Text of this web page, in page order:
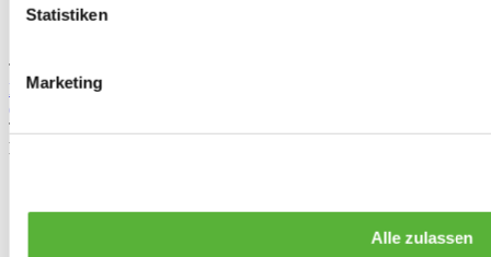
Statistiken
Marketing
Alle zulassen
TIPP
MOTUL X-CESS 8100 5W40 vol Synthetischer Motoröl
(universal)
Teilenummer: MO-102870-5L
Du sparst